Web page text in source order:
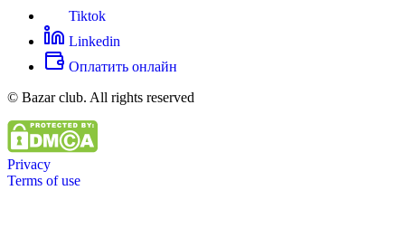
Tiktok
Linkedin
Оплатить онлайн
© Bazar club. All rights reserved
Privacy
Terms of use